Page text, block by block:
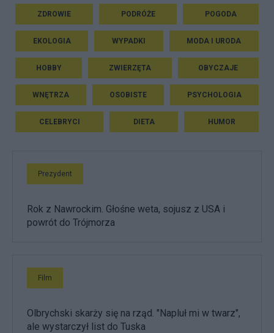
ZDROWIE PODRÓŻE POGODA
EKOLOGIA WYPADKI MODA I URODA
HOBBY ZWIERZĘTA OBYCZAJE
WNĘTRZA OSOBISTE PSYCHOLOGIA
CELEBRYCI DIETA HUMOR
Prezydent
Rok z Nawrockim. Głośne weta, sojusz z USA i
powrót do Trójmorza
Film
Olbrychski skarży się na rząd. "Napluł mi w twarz",
ale wystarczył list do Tuska